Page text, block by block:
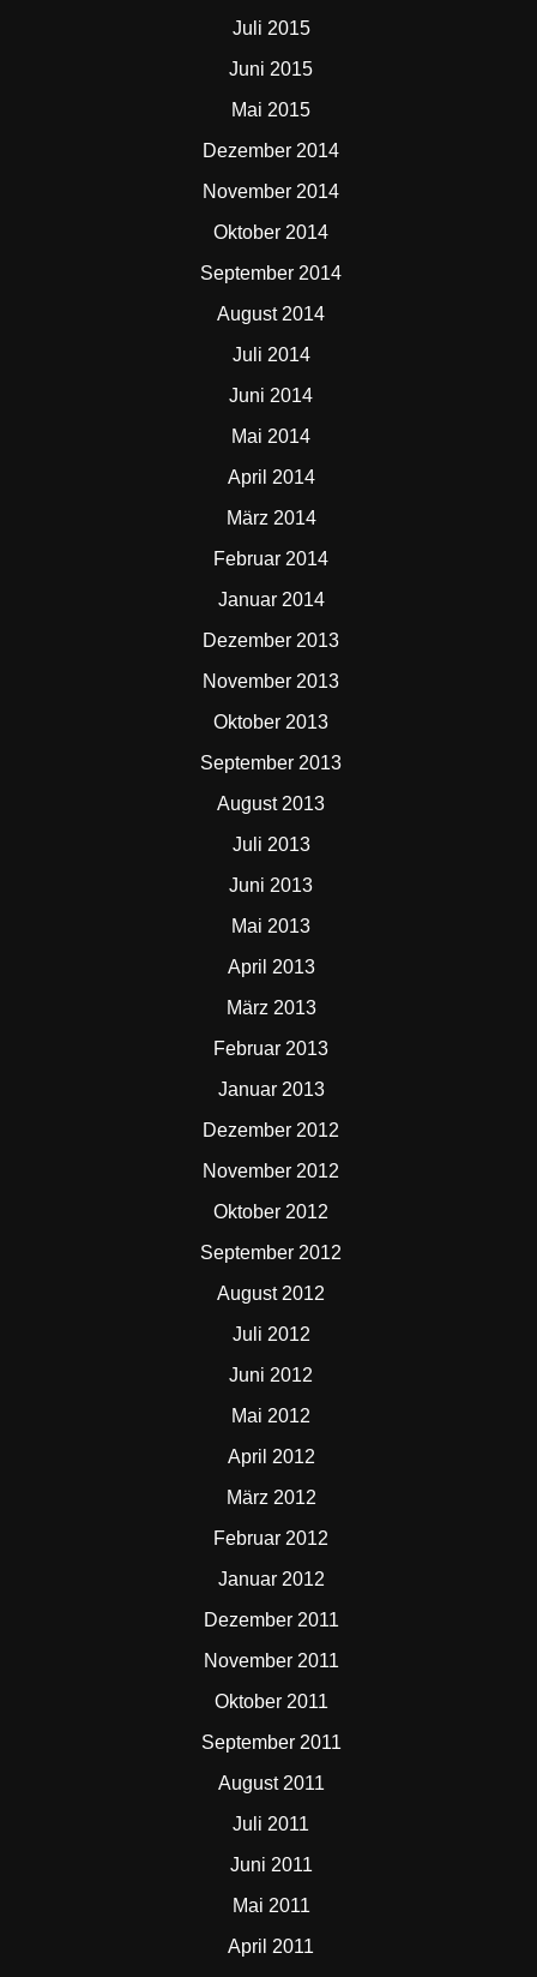
Juli 2015
Juni 2015
Mai 2015
Dezember 2014
November 2014
Oktober 2014
September 2014
August 2014
Juli 2014
Juni 2014
Mai 2014
April 2014
März 2014
Februar 2014
Januar 2014
Dezember 2013
November 2013
Oktober 2013
September 2013
August 2013
Juli 2013
Juni 2013
Mai 2013
April 2013
März 2013
Februar 2013
Januar 2013
Dezember 2012
November 2012
Oktober 2012
September 2012
August 2012
Juli 2012
Juni 2012
Mai 2012
April 2012
März 2012
Februar 2012
Januar 2012
Dezember 2011
November 2011
Oktober 2011
September 2011
August 2011
Juli 2011
Juni 2011
Mai 2011
April 2011